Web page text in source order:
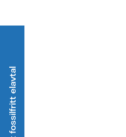
Välj ett fossilfritt elavtal